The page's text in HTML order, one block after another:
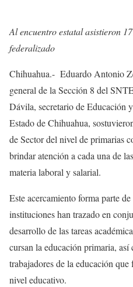
Al encuentro estatal asistieron
federalizado
Chihuahua.- Eduardo Antonio
general de la Sección 8 del
Dávila, secretario de Educación
Estado de Chihuahua,
de Sector del nivel de primarias
brindar atención a cada una de
materia laboral y salarial.
Este acercamiento forma parte
instituciones han trazado en
desarrollo de las tareas
cursan la educación primaria,
trabajadores de la educación
nivel educativo.